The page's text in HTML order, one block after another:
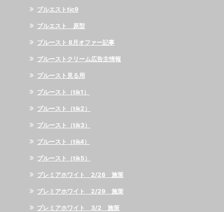
プルエストtic9
プルエスト 原型
プルースト 8月オファー記事
プルーストクリーム広告主情報
プルースト見る用
プルースト（tik1）
プルースト（tik2）
プルースト（tik3）
プルースト（tik4）
プルースト（tik5）
プレミアホワイト 2/28 施策
プレミアホワイト 2/29 施策
プレミアホワイト 3/2 施策